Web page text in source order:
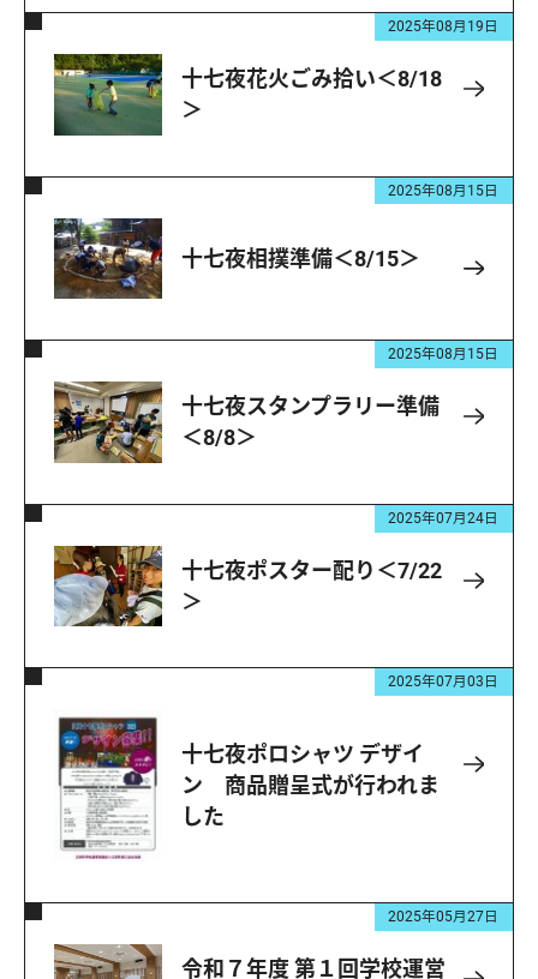
2025年08月19日
十七夜花火ごみ拾い＜8/18
＞
2025年08月15日
十七夜相撲準備＜8/15＞
2025年08月15日
十七夜スタンプラリー準備
＜8/8＞
2025年07月24日
十七夜ポスター配り＜7/22
＞
2025年07月03日
十七夜ポロシャツ デザイ
ン 商品贈呈式が行われま
した
2025年05月27日
令和７年度 第１回学校運営